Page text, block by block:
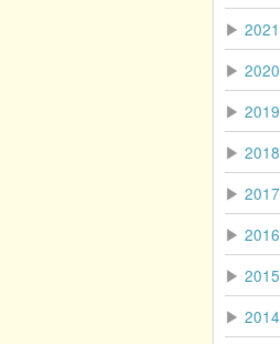
▶ 2021
▶ 2020
▶ 2019
▶ 2018
▶ 2017
▶ 2016
▶ 2015
▶ 2014